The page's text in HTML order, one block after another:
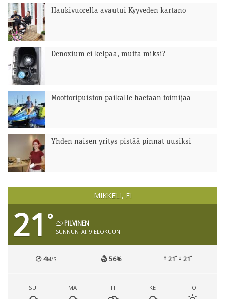
Haukivuorella avautui Kyyveden kartano
Denoxium ei kelpaa, mutta miksi?
Moottoripuiston paikalle haetaan toimijaa
Yhden naisen yritys pistää pinnat uusiksi
MIKKELI, FI
21 ° PILVINEN
SUNNUNTAI, 9 ELOKUUN
4M/S 56% 21° 21°
SU MA TI KE TO